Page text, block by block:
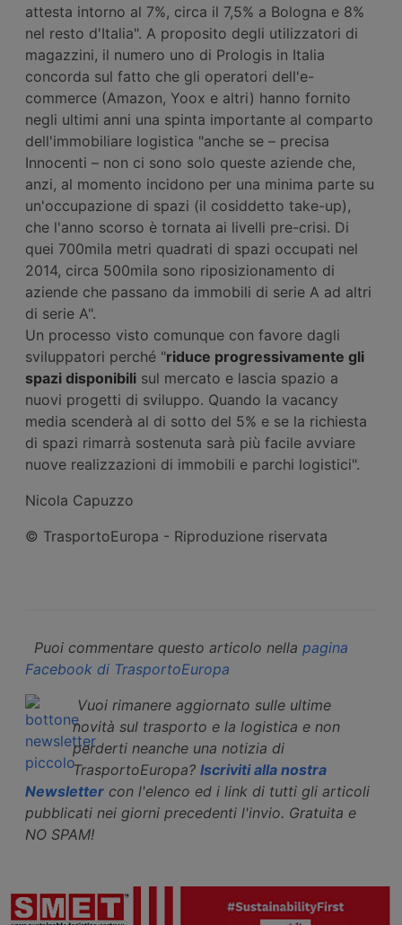
attesta intorno al 7%, circa il 7,5% a Bologna e 8%
nel resto d'Italia". A proposito degli utilizzatori di
magazzini, il numero uno di Prologis in Italia
concorda sul fatto che gli operatori dell'e-
commerce (Amazon, Yoox e altri) hanno fornito
negli ultimi anni una spinta importante al comparto
dell'immobiliare logistica "anche se – precisa
Innocenti – non ci sono solo queste aziende che,
anzi, al momento incidono per una minima parte su
un'occupazione di spazi (il cosiddetto take-up),
che l'anno scorso è tornata ai livelli pre-crisi. Di
quei 700mila metri quadrati di spazi occupati nel
2014, circa 500mila sono riposizionamento di
aziende che passano da immobili di serie A ad altri
di serie A".
Un processo visto comunque con favore dagli
sviluppatori perché "riduce progressivamente gli
spazi disponibili sul mercato e lascia spazio a
nuovi progetti di sviluppo. Quando la vacancy
media scenderà al di sotto del 5% e se la richiesta
di spazi rimarrà sostenuta sarà più facile avviare
nuove realizzazioni di immobili e parchi logistici".
Nicola Capuzzo
© TrasportoEuropa - Riproduzione riservata
Puoi commentare questo articolo nella pagina
Facebook di TrasportoEuropa
Vuoi rimanere aggiornato sulle ultime
novità sul trasporto e la logistica e non
perderti neanche una notizia di
TrasportoEuropa? Iscriviti alla nostra
Newsletter con l'elenco ed i link di tutti gli articoli
pubblicati nei giorni precedenti l'invio. Gratuita e
NO SPAM!